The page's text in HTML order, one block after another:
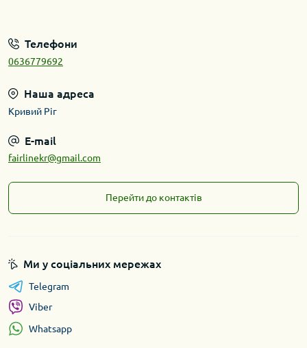
Телефони
0636779692
Наша адреса
Кривий Ріг
E-mail
fairlinekr@gmail.com
Перейти до контактів
Ми у соціальних мережах
Telegram
Viber
Whatsapp